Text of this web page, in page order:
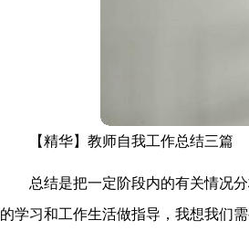
【精华】教师自我工作总结三篇
总结是把一定阶段内的有关情况
的学习和工作生活做指导，我想我们